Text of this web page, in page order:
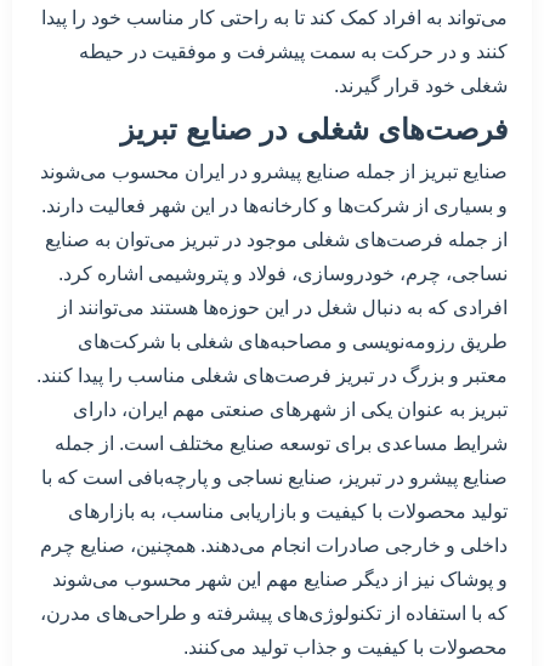
می‌تواند به افراد کمک کند تا به راحتی کار مناسب خود را پیدا
کنند و در حرکت به سمت پیشرفت و موفقیت در حیطه
شغلی خود قرار گیرند.
فرصت‌های شغلی در صنایع تبریز
صنایع تبریز از جمله صنایع پیشرو در ایران محسوب می‌شوند
و بسیاری از شرکت‌ها و کارخانه‌ها در این شهر فعالیت دارند.
از جمله فرصت‌های شغلی موجود در تبریز می‌توان به صنایع
نساجی، چرم، خودروسازی، فولاد و پتروشیمی اشاره کرد.
افرادی که به دنبال شغل در این حوزه‌ها هستند می‌توانند از
طریق رزومه‌نویسی و مصاحبه‌های شغلی با شرکت‌های
معتبر و بزرگ در تبریز فرصت‌های شغلی مناسب را پیدا کنند.
تبریز به عنوان یکی از شهرهای صنعتی مهم ایران، دارای
شرایط مساعدی برای توسعه صنایع مختلف است. از جمله
صنایع پیشرو در تبریز، صنایع نساجی و پارچه‌بافی است که با
تولید محصولات با کیفیت و بازاریابی مناسب، به بازارهای
داخلی و خارجی صادرات انجام می‌دهند. همچنین، صنایع چرم
و پوشاک نیز از دیگر صنایع مهم این شهر محسوب می‌شوند
که با استفاده از تکنولوژی‌های پیشرفته و طراحی‌های مدرن،
محصولات با کیفیت و جذاب تولید می‌کنند.